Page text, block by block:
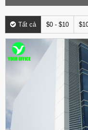
Tất cả $0 - $10